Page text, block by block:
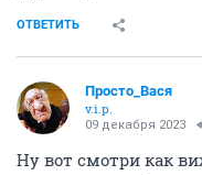
ОТВЕТИТЬ
Просто_Вася
v.i.p.
09 декабря 2023
Ну вот смотри как